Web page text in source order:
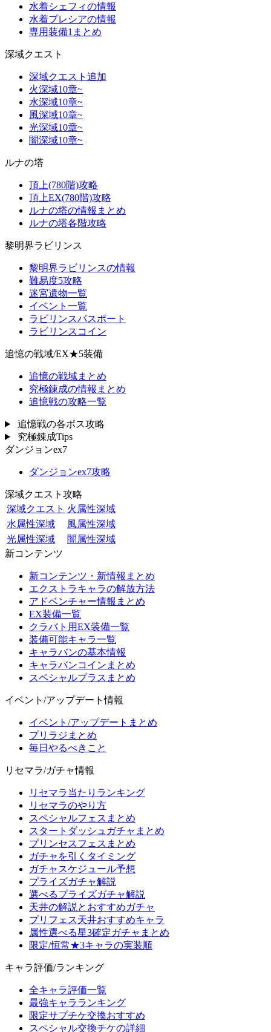
水着シェフィの情報
水着プレシアの情報
専用装備1まとめ
深域クエスト
深域クエスト追加
火深域10章~
水深域10章~
風深域10章~
光深域10章~
闇深域10章~
ルナの塔
頂上(780階)攻略
頂上EX(780階)攻略
ルナの塔の情報まとめ
ルナの塔各階攻略
黎明界ラビリンス
黎明界ラビリンスの情報
難易度5攻略
迷宮遺物一覧
イベント一覧
ラビリンスパスポート
ラビリンスコイン
追憶の戦域/EX★5装備
追憶の戦域まとめ
究極錬成の情報まとめ
追憶戦の攻略一覧
追憶戦の各ボス攻略
究極錬成Tips
ダンジョンex7
ダンジョンex7攻略
深域クエスト攻略
深域クエスト 火属性深域
水属性深域
風属性深域
光属性深域
闇属性深域
新コンテンツ
新コンテンツ・新情報まとめ
エクストラキャラの解放方法
アドベンチャー情報まとめ
EX装備一覧
クラバト用EX装備一覧
装備可能キャラ一覧
キャラバンの基本情報
キャラバンコインまとめ
スペシャルプラスまとめ
イベント/アップデート情報
イベント/アップデートまとめ
プリラジまとめ
毎日やるべきこと
リセマラ/ガチャ情報
リセマラ当たりランキング
リセマラのやり方
スペシャルフェスまとめ
スタートダッシュガチャまとめ
プリンセスフェスまとめ
ガチャを引くタイミング
ガチャスケジュール予想
プライズガチャ解説
選べるプライズガチャ解説
天井の解説とおすすめガチャ
プリフェス天井おすすめキャラ
属性選べる星3確定ガチャまとめ
限定/恒常★3キャラの実装順
キャラ評価/ランキング
全キャラ評価一覧
最強キャラランキング
限定サプチケ交換おすすめ
スペシャル交換チケの詳細